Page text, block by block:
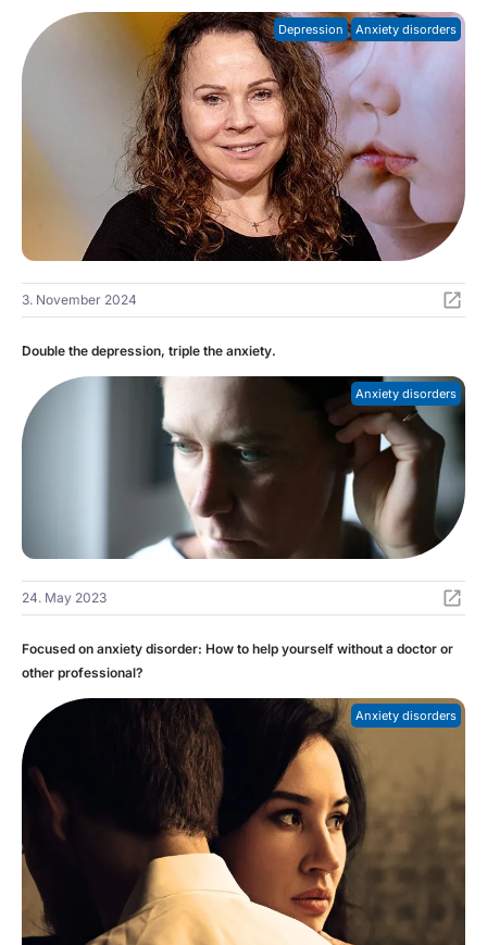
Depression Anxiety disorders
3. November 2024
Double the depression, triple the anxiety.
Anxiety disorders
24. May 2023
Focused on anxiety disorder: How to help yourself without a doctor or
other professional?
Anxiety disorders